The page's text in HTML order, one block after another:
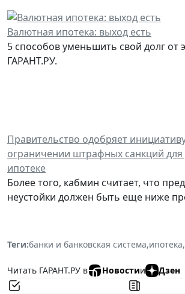
Валютная ипотека: выход есть
5 способов уменьшить свой долг от
ГАРАНТ.РУ.
Правительство одобряет
ограничении штрафных санкций
ипотеке
Более того, кабмин считает, что
неустойки должен быть еще ниже
Теги:банки и банковская система,ипотека,
Читать ГАРАНТ.РУ в
Новостии Дзен